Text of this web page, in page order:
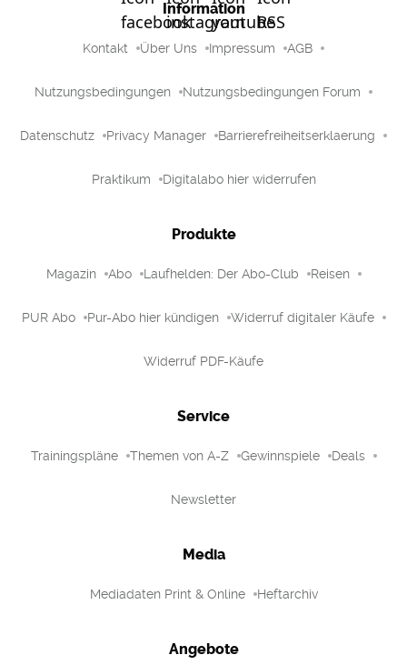
Information
Kontakt Über Uns Impressum AGB
Nutzungsbedingungen Nutzungsbedingungen Forum
Datenschutz Privacy Manager Barrierefreiheitserklaerung
Praktikum Digitalabo hier widerrufen
Produkte
Magazin Abo Laufhelden: Der Abo-Club Reisen
PUR Abo Pur-Abo hier kündigen Widerruf digitaler Käufe
Widerruf PDF-Käufe
Service
Trainingspläne Themen von A-Z Gewinnspiele Deals
Newsletter
Media
Mediadaten Print & Online Heftarchiv
Angebote